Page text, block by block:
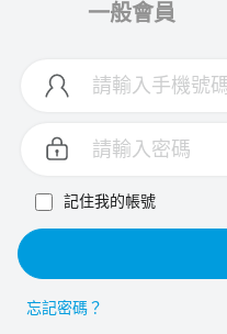
一般會員
記住我的帳號
忘記密碼？